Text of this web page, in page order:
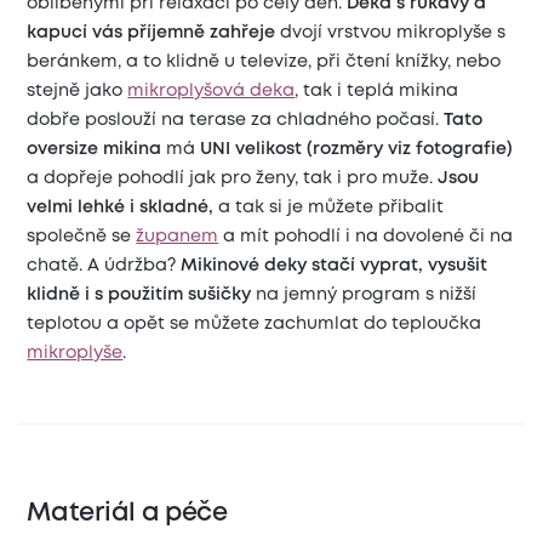
oblíbenými při relaxaci po celý den. Deka s rukávy a
kapucí vás příjemně zahřeje dvojí vrstvou mikroplyše s
beránkem, a to klidně u televize, při čtení knížky, nebo
stejně jako mikroplyšová deka, tak i teplá mikina
dobře poslouží na terase za chladného počasí.Tato
oversize mikina má UNI velikost (rozměry viz fotografie)
a dopřeje pohodlí jak pro ženy, tak i pro muže.Jsou
velmi lehké i skladné, a tak si je můžete přibalit
společně sežupanem a mít pohodlí i na dovolené či na
chatě. A údržba?Mikinové deky stačí vyprat, vysušit
klidně i s použitím sušičky na jemný program s nižší
teplotou a opět se můžete zachumlat do teploučka
mikroplyše.
Materiál a péče